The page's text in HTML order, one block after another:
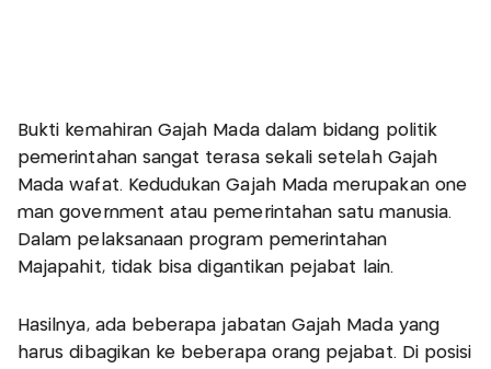
Bukti kemahiran Gajah Mada dalam bidang politik
pemerintahan sangat terasa sekali setelah Gajah
Mada wafat. Kedudukan Gajah Mada merupakan one
man government atau pemerintahan satu manusia.
Dalam pelaksanaan program pemerintahan
Majapahit, tidak bisa digantikan pejabat lain.
Hasilnya, ada beberapa jabatan Gajah Mada yang
harus dibagikan ke beberapa orang pejabat. Di posisi